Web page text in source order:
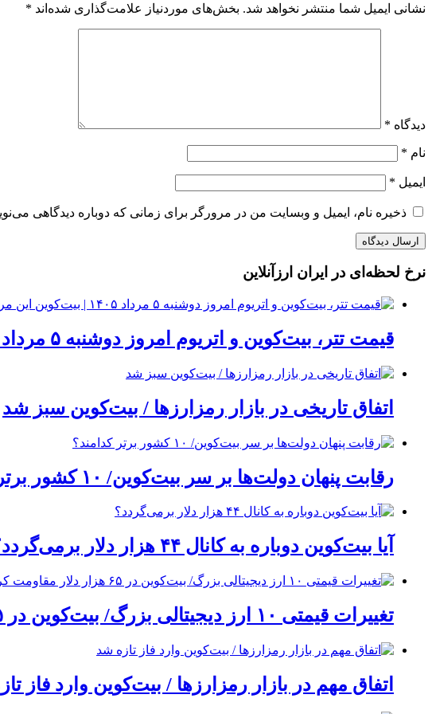
نشانی ایمیل شما منتشر نخواهد شد. بخش‌های موردنیاز علامت‌گذاری شده‌اند *
دیدگاه *
نام *
ایمیل *
ذخیره نام، ایمیل و وبسایت من در مرورگر برای زمانی که دوباره دیدگاهی
نرخ لحظه‌ای در ایران ارزآنلاین
قیمت تتر، بیت‌کوین و اتریوم امروز دوشنبه ۵ مرداد ۱۴۰۵ | بیت‌کوین این مرز را از دست بدهد، همه‌چیز تغییر می‌کند
اتفاق تاریخی در بازار رمزارزها / بیت‌کوین سبز شد
رقابت پنهان دولت‌ها بر سر بیت‌کوین/ ۱۰ کشور برتر کدامند؟
آیا بیت‌کوین دوباره به کانال ۴۴ هزار دلار برمی‌گردد؟
تغییرات قیمتی ۱۰ ارز دیجیتالی بزرگ/ بیت‌کوین در ۶۵ هزار دلار مقاومت کرد؟
اتفاق مهم در بازار رمزارزها / بیت‌کوین وارد فاز